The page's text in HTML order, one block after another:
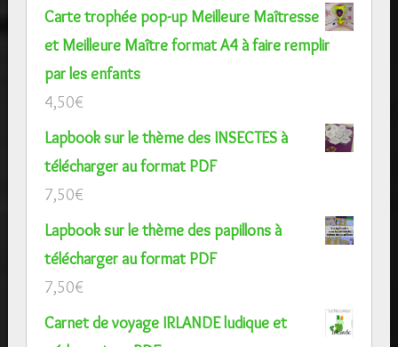
Carte trophée pop-up Meilleure Maîtresse
et Meilleure Maître format A4 à faire remplir
par les enfants
4,50€
Lapbook sur le thème des INSECTES à
télécharger au format PDF
7,50€
Lapbook sur le thème des papillons à
télécharger au format PDF
7,50€
Carnet de voyage IRLANDE ludique et